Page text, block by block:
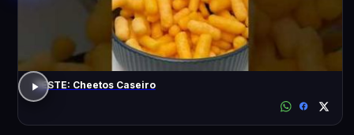
TESTE: Cheetos Caseiro